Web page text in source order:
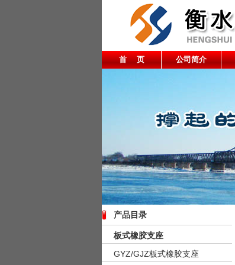
首 页 公司简介
产品目录
板式橡胶支座
GYZ/GJZ板式橡胶支座